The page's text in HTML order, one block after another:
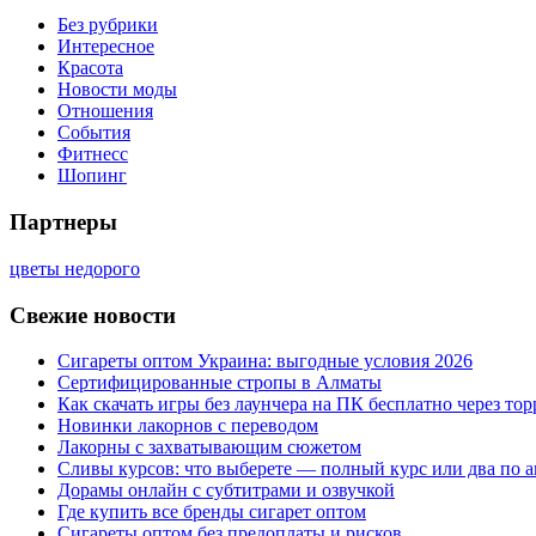
Без рубрики
Интересное
Красота
Новости моды
Отношения
События
Фитнесс
Шопинг
Партнеры
цветы недорого
Свежие новости
Сигареты оптом Украина: выгодные условия 2026
Сертифицированные стропы в Алматы
Как скачать игры без лаунчера на ПК бесплатно через
Новинки лакорнов с переводом
Лакорны с захватывающим сюжетом
Сливы курсов: что выберете — полный курс или два по
Дорамы онлайн с субтитрами и озвучкой
Где купить все бренды сигарет оптом